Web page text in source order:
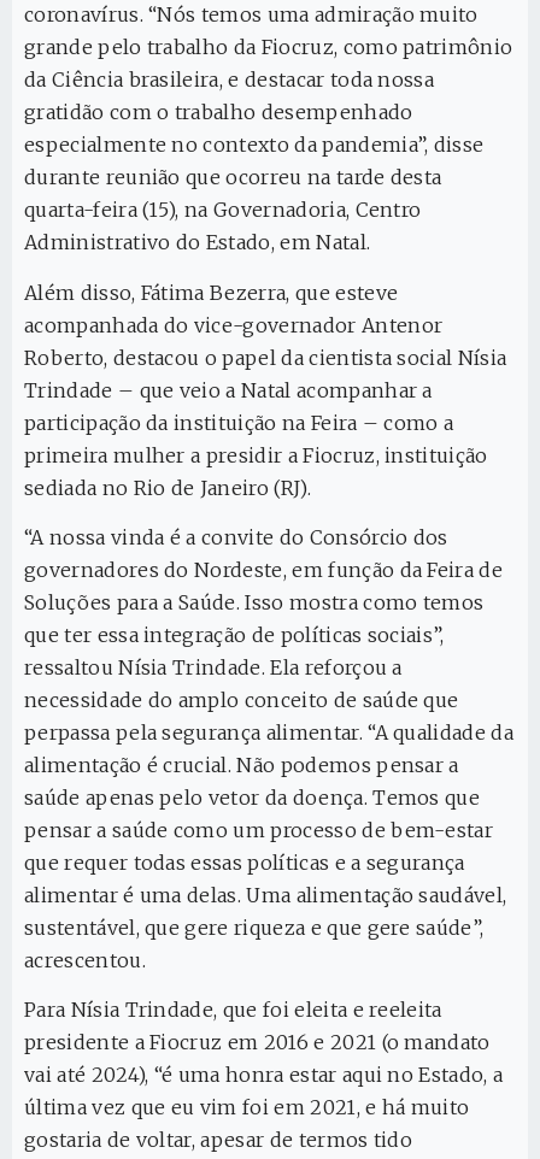
coronavírus. “Nós temos uma admiração muito
grande pelo trabalho da Fiocruz, como patrimônio
da Ciência brasileira, e destacar toda nossa
gratidão com o trabalho desempenhado
especialmente no contexto da pandemia”, disse
durante reunião que ocorreu na tarde desta
quarta-feira (15), na Governadoria, Centro
Administrativo do Estado, em Natal.
Além disso, Fátima Bezerra, que esteve
acompanhada do vice-governador Antenor
Roberto, destacou o papel da cientista social Nísia
Trindade – que veio a Natal acompanhar a
participação da instituição na Feira – como a
primeira mulher a presidir a Fiocruz, instituição
sediada no Rio de Janeiro (RJ).
“A nossa vinda é a convite do Consórcio dos
governadores do Nordeste, em função da Feira de
Soluções para a Saúde. Isso mostra como temos
que ter essa integração de políticas sociais”,
ressaltou Nísia Trindade. Ela reforçou a
necessidade do amplo conceito de saúde que
perpassa pela segurança alimentar. “A qualidade da
alimentação é crucial. Não podemos pensar a
saúde apenas pelo vetor da doença. Temos que
pensar a saúde como um processo de bem-estar
que requer todas essas políticas e a segurança
alimentar é uma delas. Uma alimentação saudável,
sustentável, que gere riqueza e que gere saúde”,
acrescentou.
Para Nísia Trindade, que foi eleita e reeleita
presidente a Fiocruz em 2016 e 2021 (o mandato
vai até 2024), “é uma honra estar aqui no Estado, a
última vez que eu vim foi em 2021, e há muito
gostaria de voltar, apesar de termos tido